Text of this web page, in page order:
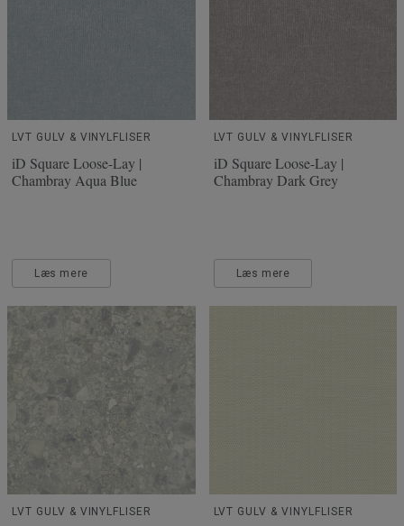
LVT GULV & VINYLFLISER
iD Square Loose-Lay |
Chambray Aqua Blue
Læs mere
LVT GULV & VINYLFLISER
iD Square Loose-Lay |
Chambray Dark Grey
Læs mere
LVT GULV & VINYLFLISER LVT GULV & VINYLFLISER